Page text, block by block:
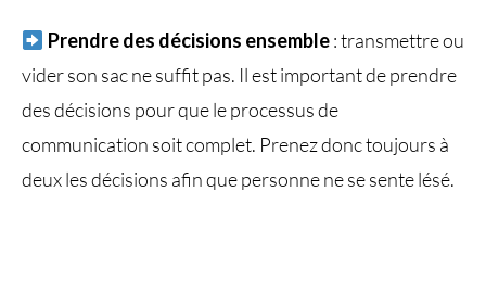
Prendre des décisions ensemble: transmettre ou
vider son sac ne suffit pas. Il est important de prendre
des décisions pour que le processus de
communication soit complet. Prenez donc toujours à
deux les décisions afin que personne ne se sente lésé.